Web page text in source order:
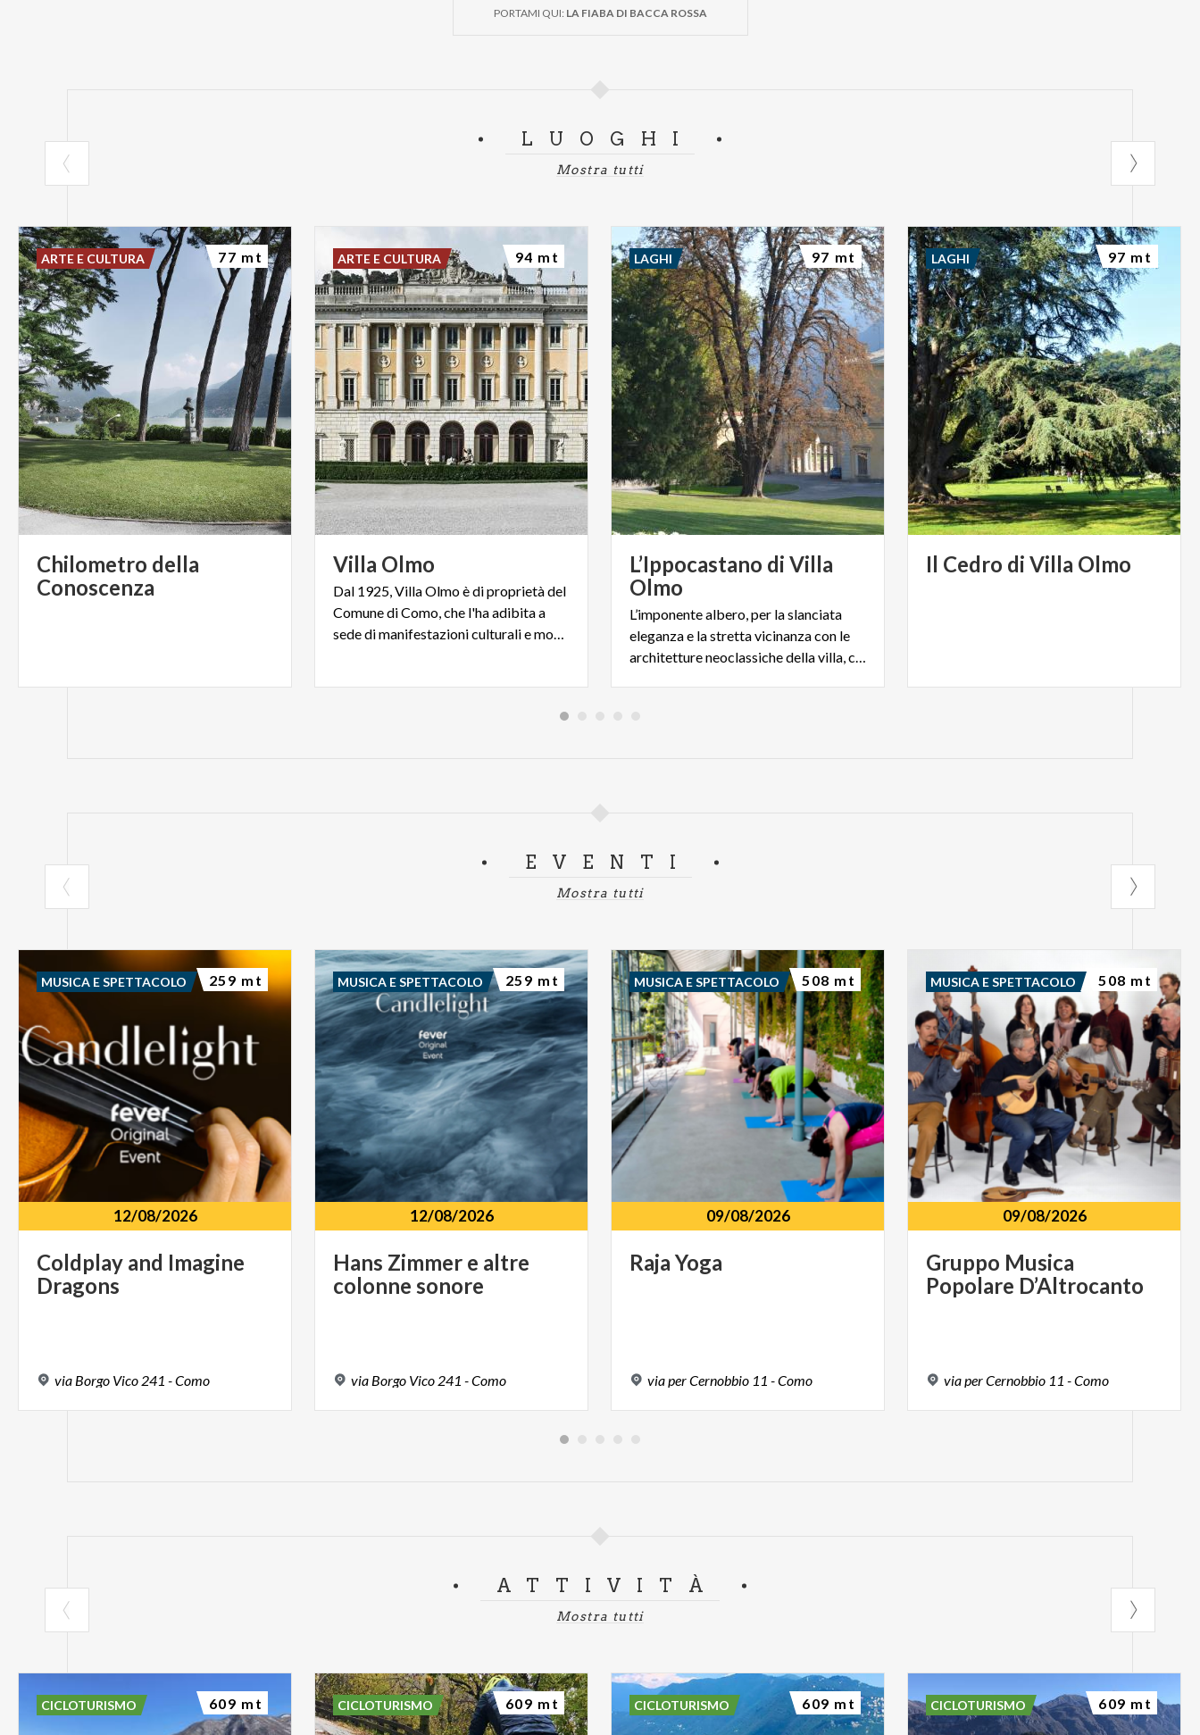
PORTAMI QUI: LA FIABA DI BACCA ROSSA
LUOGHI
Mostra tutti
Chilometro della
Conoscenza
ARTE E CULTURA 77 mt
Villa Olmo
Dal 1925, Villa Olmo è di proprietà del
Comune di Como, che l'ha adibita a
sede di manifestazioni culturali e mostre d'arte.
ARTE E CULTURA 94 mt
L’Ippocastano di Villa
Olmo
L’imponente albero, per la slanciata
eleganza e la stretta vicinanza con le
architetture neoclassiche della villa, colpisce i visitatori.
LAGHI 97 mt
Il Cedro di Villa Olmo
LAGHI 97 mt
EVENTI
Mostra tutti
12/08/2026
Coldplay and Imagine
Dragons
via Borgo Vico 241 -Como
MUSICA E SPETTACOLO 259 mt
12/08/2026
Hans Zimmer e altre
colonne sonore
via Borgo Vico 241 -Como
MUSICA E SPETTACOLO 259 mt
09/08/2026
Raja Yoga
viaperCernobbio 11 -Como
MUSICA E SPETTACOLO 508 mt
09/08/2026
Gruppo Musica
Popolare D’Altrocanto
viaperCernobbio 11 -Como
MUSICA E SPETTACOLO 508 mt
ATTIVITÀ
Mostra tutti
CICLOTURISMO 609 mt CICLOTURISMO 609 mt CICLOTURISMO 609 mt CICLOTURISMO 609 mt